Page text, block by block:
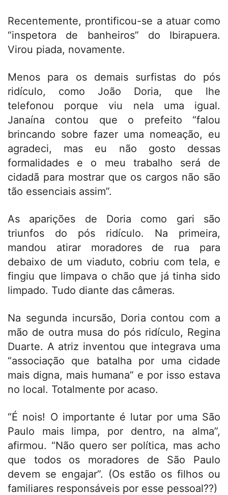
Recentemente, prontificou-se a atuar como
“inspetora de banheiros” do Ibirapuera.
Virou piada, novamente.
Menos para os demais surfistas do pós
ridículo, como João Doria, que lhe
telefonou porque viu nela uma igual.
Janaína contou que o prefeito “falou
brincando sobre fazer uma nomeação, eu
agradeci, mas eu não gosto dessas
formalidades e o meu trabalho será de
cidadã para mostrar que os cargos não são
tão essenciais assim”.
As aparições de Doria como gari são
triunfos do pós ridículo. Na primeira,
mandou atirar moradores de rua para
debaixo de um viaduto, cobriu com tela, e
fingiu que limpava o chão que já tinha sido
limpado. Tudo diante das câmeras.
Na segunda incursão, Doria contou com a
mão de outra musa do pós ridículo, Regina
Duarte. A atriz inventou que integrava uma
“associação que batalha por uma cidade
mais digna, mais humana” e por isso estava
no local. Totalmente por acaso.
“É nois! O importante é lutar por uma São
Paulo mais limpa, por dentro, na alma”,
afirmou. “Não quero ser política, mas acho
que todos os moradores de São Paulo
devem se engajar”. (Os estão os filhos ou
familiares responsáveis por esse pessoal??)